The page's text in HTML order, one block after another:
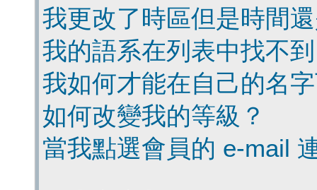
我更改了時區但是時間
我的語系在列表中找不
我如何才能在自己的名
如何改變我的等級？
當我點選會員的 e-mail